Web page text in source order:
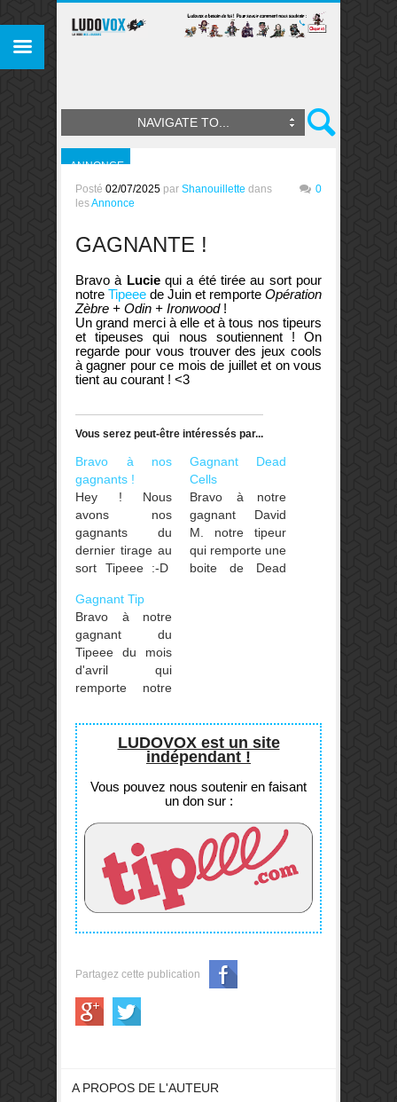
NAVIGATE TO...
ANNONCE
Posté 02/07/2025 par Shanouillette dans
lesAnnonce
0
GAGNANTE !
Bravo à Luciequi a été tirée au sort pour
notre Tipeee de Juin et remporte Opération
Zèbre + Odin + Ironwood!
Un grand merci à elle et à tous nos tipeurs
et tipeuses qui nous soutiennent ! On
regarde pour vous trouver des jeux cools
à gagner pour ce mois de juillet et on vous
tient au courant ! <3
Vous serez peut-être intéressés par...
Bravo à nos
gagnants !
Hey ! Nous
avons nos
gagnants du
dernier tirage au
sort Tipeee :-D
Lilite, Flore et
Christine et
merci beaucoup
pour leur soutien
<3 Ensemble,
c'est 14 jeux
leur être
envoyés !
Gagnant Dead
Cells
Bravo à notre
gagnant David
M. notre tipeur
qui remporte une
boite de Dead
Gagnant Tip
Bravo à notre
gagnant du
Tipeee du mois
d'avril qui
remporte notre
Présages +
Zenith ! Il s'agit
de
la Ludothèque
du Couserans
Merci à eux de
nous soutenir !
LUDOVOX est un site
indépendant !
Vous pouvez nous soutenir en faisant
un don sur :
Partagez cette publication
A PROPOS DE L'AUTEUR